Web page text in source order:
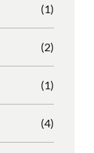
(1)
(2)
(1)
(4)